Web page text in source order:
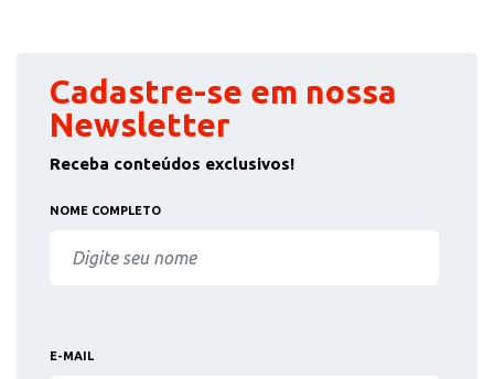
Cadastre-se em nossa
Newsletter
Receba conteúdos exclusivos!
NOME COMPLETO
E-MAIL